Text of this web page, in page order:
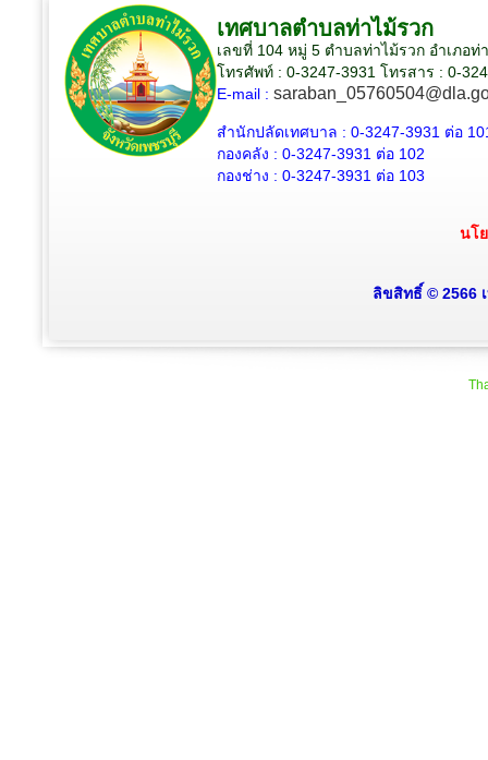
เทศบาลตำบลท่าไม้รวก
เลขที่ 104 หมู่ 5 ตำบลท่าไม้รวก อำเภอท่
โทรศัพท์ : 0-3247-3931 โทรสาร : 0-
E-mail :
สำนักปลัดเทศบาล : 0-3247-3931 ต่อ
กองคลัง : 0-3247-3931 ต่อ 102
กองช่าง : 0-3247-3931 ต่อ 103
นโ
ลิขสิทธิ์ © 2566